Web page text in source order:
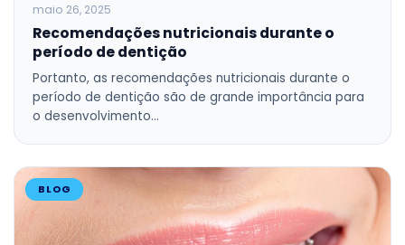
maio 26, 2025
Recomendações nutricionais durante o
período de dentição
Portanto, as recomendações nutricionais durante o
período de dentição são de grande importância para
o desenvolvimento…
BLOG